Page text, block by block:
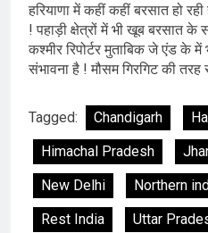
हरियाणा में कहीं कहीं बरसात हो
! पहाड़ी क्षेत्रों में भी खूब बरसात
कश्मीर रिपोर्टर मुताबिक जे एंड के
संभावना है ! मौसम गिरगिट की
Tagged: Chandigarh
Himachal Pradesh
New Delhi
Northern
Rest India
Uttar